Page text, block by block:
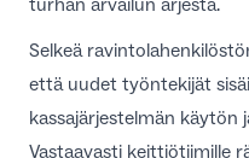
Selkeä
että uudet työntekijät
kassajärjestelmän käytön
Vastaavasti keittiötiimille